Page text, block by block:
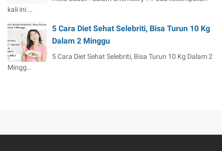
kali ini …
5 Cara Diet Sehat Selebriti, Bisa Turun 10 Kg
Dalam 2 Minggu
5 Cara Diet Sehat Selebriti, Bisa Turun 10 Kg Dalam 2
Mingg…